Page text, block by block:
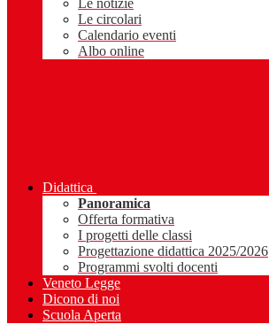
Le notizie
Le circolari
Calendario eventi
Albo online
Didattica
Panoramica
Offerta formativa
I progetti delle classi
Progettazione didattica 2025/2026
Programmi svolti docenti
Veneto Legge
Dicono di noi
Scuola Aperta